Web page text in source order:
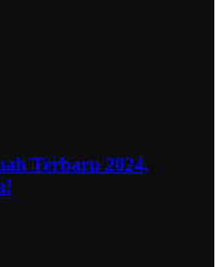
Terbaru 2024,